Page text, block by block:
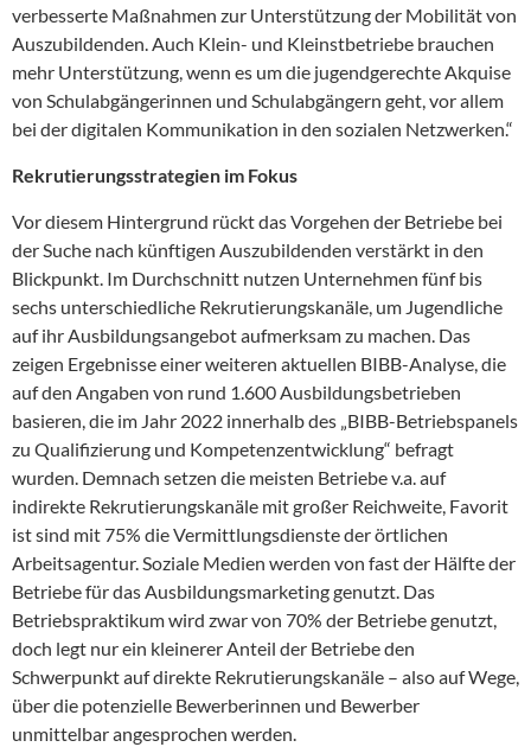
verbesserte Maßnahmen zur Unterstützung der Mobilität von
Auszubildenden. Auch Klein- und Kleinstbetriebe brauchen
mehr Unterstützung, wenn es um die jugendgerechte Akquise
von Schulabgängerinnen und Schulabgängern geht, vor allem
bei der digitalen Kommunikation in den sozialen Netzwerken.“
Rekrutierungsstrategien im Fokus
Vor diesem Hintergrund rückt das Vorgehen der Betriebe bei
der Suche nach künftigen Auszubildenden verstärkt in den
Blickpunkt. Im Durchschnitt nutzen Unternehmen fünf bis
sechs unterschiedliche Rekrutierungskanäle, um Jugendliche
auf ihr Ausbildungsangebot aufmerksam zu machen. Das
zeigen Ergebnisse einer weiteren aktuellen BIBB-Analyse, die
auf den Angaben von rund 1.600 Ausbildungsbetrieben
basieren, die im Jahr 2022 innerhalb des „BIBB-Betriebspanels
zu Qualifizierung und Kompetenzentwicklung“ befragt
wurden. Demnach setzen die meisten Betriebe v.a. auf
indirekte Rekrutierungskanäle mit großer Reichweite, Favorit
ist sind mit 75% die Vermittlungsdienste der örtlichen
Arbeitsagentur. Soziale Medien werden von fast der Hälfte der
Betriebe für das Ausbildungsmarketing genutzt. Das
Betriebspraktikum wird zwar von 70% der Betriebe genutzt,
doch legt nur ein kleinerer Anteil der Betriebe den
Schwerpunkt auf direkte Rekrutierungskanäle – also auf Wege,
über die potenzielle Bewerberinnen und Bewerber
unmittelbar angesprochen werden.